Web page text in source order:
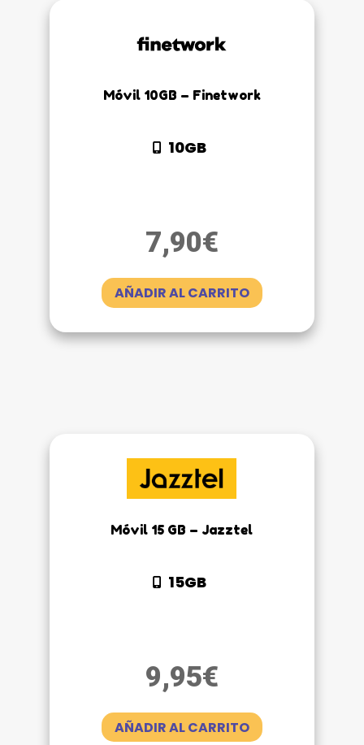
Móvil 10GB – Finetwork
10GB
7,90€
AÑADIR AL CARRITO
Móvil 15 GB – Jazztel
15GB
9,95€
AÑADIR AL CARRITO